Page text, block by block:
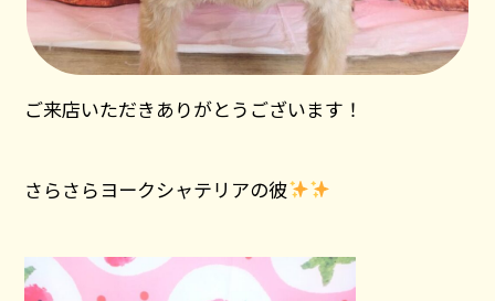
ご来店いただきありがとうございます！
さらさらヨークシャテリアの彼